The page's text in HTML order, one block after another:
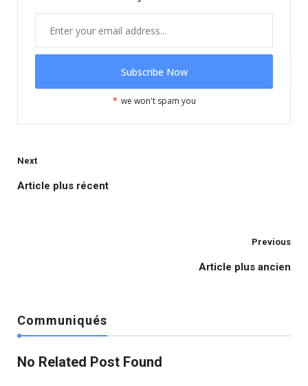
* we won't spam you
Next
Article plus récent
Previous
Article plus ancien
Communiqués
No Related Post Found